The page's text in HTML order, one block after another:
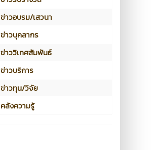
ข่าวอบรม/เสวนา
ข่าวบุคลากร
ข่าววิเทศสัมพันธ์
ข่าวบริการ
ข่าวทุน/วิจัย
คลังความรู้